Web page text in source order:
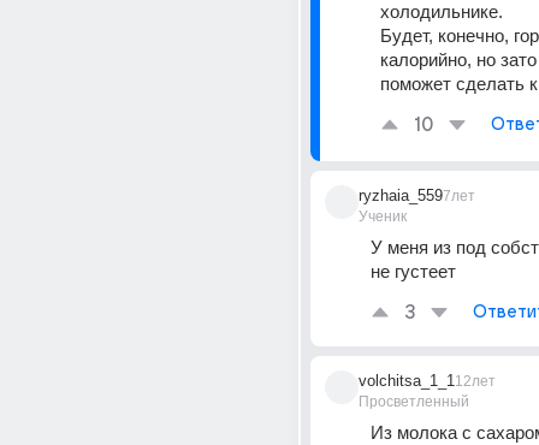
холодильнике.
Будет, конечно,
калорийно, но
поможет сделать
10
ryzhaia_559
Ученик
7лет
У меня из под
не густеет
3
volchitsa_1_1
Просветленный
12лет
Из молока с